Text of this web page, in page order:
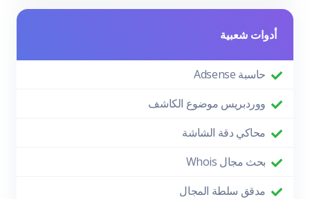
أدوات شعبية
حاسبة Adsense
ووردبريس موضوع الكاشف
محاكي دقة الشاشة
بحث مجال Whois
مدقق سلطة المجال